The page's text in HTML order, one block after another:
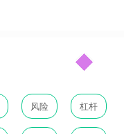
风险 杠杆